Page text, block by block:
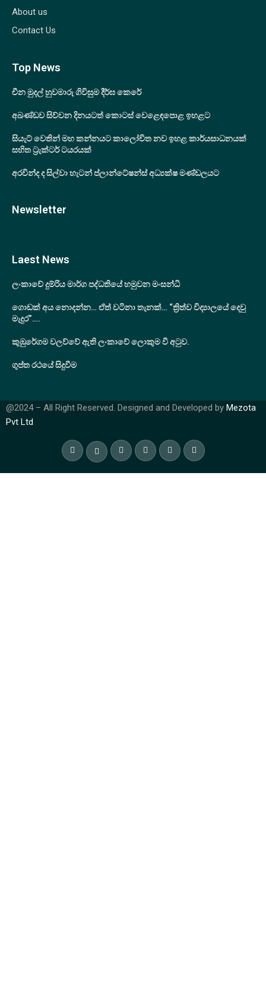
About us
Contact Us
Top News
චීන මුදල් හුවමාරු ගිවිසුම දීර්ඝ කෙරේ
අඛණ්ඩව සිව්වන දිනයටත් කොටස් වෙළෙඳපොළ ඉහළට
සියැට් වෙතින් මහ කන්නයට කාලෝචිත නව ඉහළ කාර්යසාධනයක්
සහිත ට්‍රැක්ටර් ටයරයක්
අරවින්ද ද සිල්වා හැටන් ප්ලාන්ටේෂන්ස් අධ්‍යක්ෂ මණ්ඩලයට
Newsletter
Laest News
ලංකාවේ දුම්රිය මාර්ග පද්ධතියේ හමුවන මංසන්ධි
ගොඩක් අය නොදන්න… ඒත් වටිනා තැනක්… “ත්‍රිත්ව විද්‍යාලයේ දෙවු
මැදුර”….
කුඹුරේගම වලව්වේ ඇති ලංකාවේ ලොකුම වී අටුව.
ගුප්ත රථයේ සිදුවීම
@2024 – All Right Reserved. Designed and Developed by Mezota
Pvt Ltd